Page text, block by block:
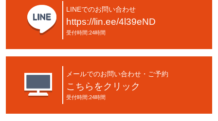
LINEでのお問い合わせ
https://lin.ee/4l39eND
受付時間:24時間
メールでのお問い合わせ・ご予約
こちらをクリック
受付時間:24時間